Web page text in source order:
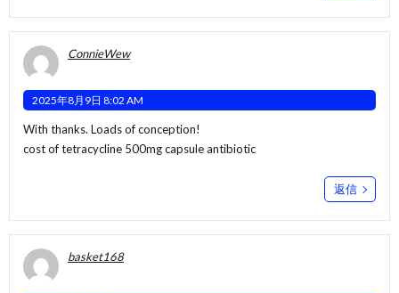
ConnieWew
2025年8月9日 8:02 AM
With thanks. Loads of conception!
cost of tetracycline 500mg capsule antibiotic
返信
basket168